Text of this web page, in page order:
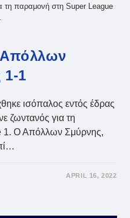
τη παραμονή στη Super League
1-1
ισόπαλος εντός έδρας
ζωντανός για τη
1. Ο Απόλλων Σμύρνης,
APRIL 16, 2022